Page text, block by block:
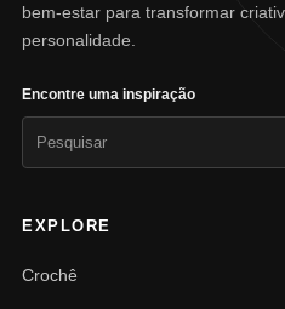
bem-estar para transformar
personalidade.
Encontre uma inspiração
EXPLORE
Crochê